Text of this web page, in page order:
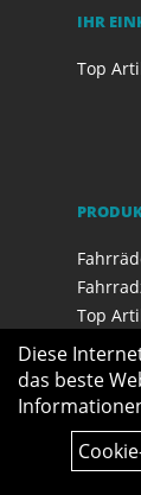
IHR
Top
Top
Sale
Diese
das beste